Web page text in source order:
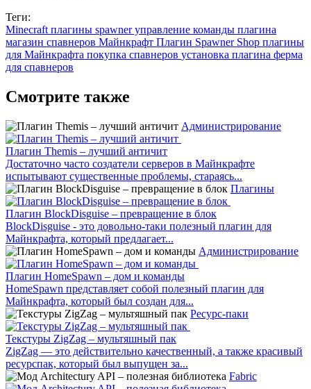
Теги:
Minecraft плагины spawner управление команды плагина
магазин спавнеров Майнкрафт Плагин Spawner Shop плагины
для Майнкрафта покупка спавнеров установка плагина ферма
для спавнеров
Смотрите также
Администрирование
Плагин Themis – лучший античит
Достаточно часто создатели серверов в Майнкрафте
испытывают существенные проблемы, стараясь...
Плагины
Плагин BlockDisguise – превращение в блок
BlockDisguise - это довольно-таки полезный плагин для
Майнкрафта, который предлагает...
Администрирование
Плагин HomeSpawn – дом и команды
HomeSpawn представляет собой полезный плагин для
Майнкрафта, который был создан для...
Ресурс-паки
Текстуры ZigZag – мультяшный пак
ZigZag — это действительно качественный, а также красивый
ресурспак, который был выпущен за...
Fabric